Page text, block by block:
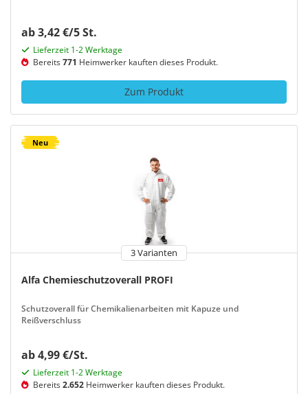
ab 3,42 €/5 St.
Lieferzeit 1-2 Werktage
Bereits771 Heimwerker kauften dieses Produkt.
Zum Produkt
Neu
3 Varianten
Alfa Chemieschutzoverall PROFI
Schutzoverall für Chemikalienarbeiten mit Kapuze und
Reißverschluss
ab 4,99 €/St.
Lieferzeit 1-2 Werktage
Bereits2.652 Heimwerker kauften dieses Produkt.